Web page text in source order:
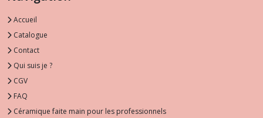
Accueil
Catalogue
Contact
Qui suis je ?
CGV
FAQ
Céramique faite main pour les professionnels